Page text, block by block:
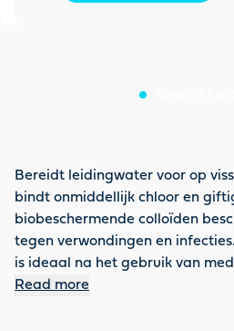
Bereidt leidingwater voor op
bindt onmiddellijk chloor en
biobeschermende colloïden
tegen verwondingen en
is ideaal na het gebruik van
Read more